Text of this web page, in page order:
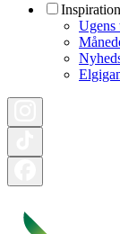
Inspiration
Ugens